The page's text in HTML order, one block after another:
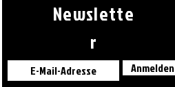
Newslette
r
Anmelden